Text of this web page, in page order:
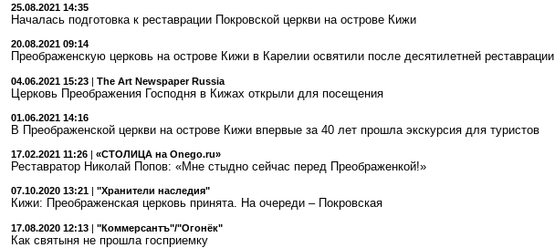
25.08.2021 14:35
Началась подготовка к реставрации Покровской церкви на острове Кижи
20.08.2021 09:14
Преображенскую церковь на острове Кижи в Карелии освятили после десятилетней реставрации
04.06.2021 15:23 | The Art Newspaper Russia
Церковь Преображения Господня в Кижах открыли для посещения
01.06.2021 14:16
В Преображенской церкви на острове Кижи впервые за 40 лет прошла экскурсия для туристов
17.02.2021 11:26 | «СТОЛИЦА на Onego.ru»
Реставратор Николай Попов: «Мне стыдно сейчас перед Преображенкой!»
07.10.2020 13:21 "Хранители наследия"
Кижи: Преображенская церковь принята. На очереди – Покровская
17.08.2020 12:13 | "Коммерсантъ"/"Огонёк"
Как святыня не прошла госприемку